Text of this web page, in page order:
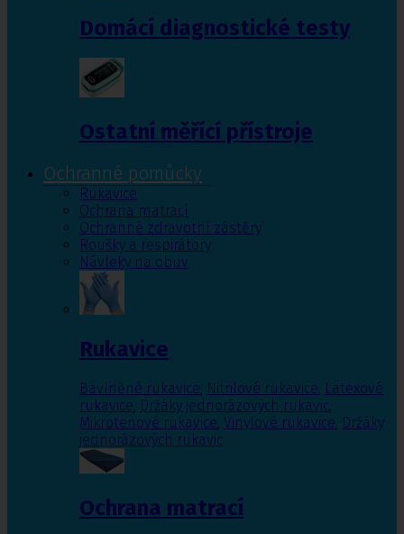
Domácí diagnostické testy
Ostatní měřící přístroje
Ochranné pomůcky
Rukavice
Ochrana matrací
Ochranné zdravotní zástěry
Roušky a respirátory
Návleky na obuv
Rukavice
Bavlněné rukavice, Nitrilové rukavice, Latexové
rukavice, Držáky jednorázových rukavic,
Mikrotenové rukavice, Vinylové rukavice, Držáky
jednorázových rukavic
Ochrana matrací